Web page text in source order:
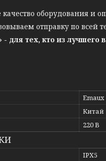
оборудования и
отправку по всей
- для тех, кто из
Emaux
Китай
220 В
IPX5